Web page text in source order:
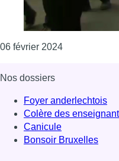
06 février 2024Consulter
Nos dossiers
Foyer anderlechtois
Colère des
Canicule
Bonsoir Bruxelles